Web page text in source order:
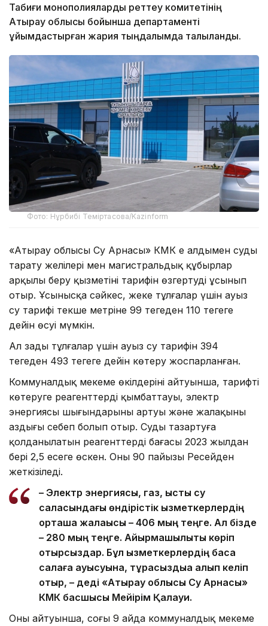
Табиғи монополияларды реттеу комитетінің
Атырау облысы бойынша департаменті
ұйымдастырған жария тыңдалымда талқыланды.
Фото: Нұрбибі Теміртасова/Kazinform
«Атырау облысы Су Арнасы» КМК ең алдымен суды
тарату желілері мен магистральдық құбырлар
арқылы беру қызметінің тарифін өзгертуді ұсынып
отыр. Ұсынысқа сәйкес, жеке тұлғалар үшін ауыз
су тарифі текше метріне 99 теңгеден 110 теңгеге
дейін өсуі мүмкін.
Ал заңды тұлғалар үшін ауыз су тарифін 394
теңгеден 493 теңгеге дейін көтеру жоспарланған.
Коммуналдық мекеме өкілдерінің айтуынша, тарифті
көтеруге реагенттердің қымбаттауы, электр
энергиясы шығындарының артуы және жалақының
аздығы себеп болып отыр. Суды тазартуға
қолданылатын реагенттердің бағасы 2023 жылдан
бері 2,5 есеге өскен. Оның 90 пайызы Ресейден
жеткізіледі.
– Электр энергиясы, газ, ыстық су
саласындағы өндірістік қызметкерлердің
орташа жалақысы – 406 мың теңге. Ал бізде
– 280 мың теңге. Айырмашылықты көріп
отырсыздар. Бұл қызметкерлердің басқа
салаға ауысуына, тұрақсыздыққа алып келіп
отыр, – деді «Атырау облысы Су Арнасы»
КМК басшысы Мейірім Қалауи.
Оның айтуынша, соңғы 9 айда коммуналдық мекеме